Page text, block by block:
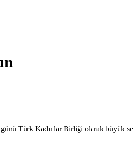
Türk Kadınlar Birliği olarak büyük